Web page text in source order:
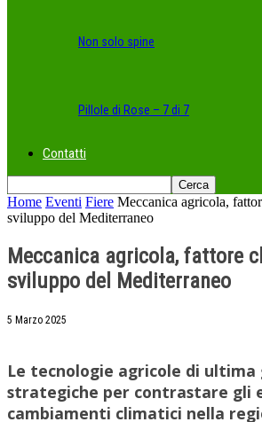
Non solo spine
Pillole di Rose – 7 di 7
Contatti
Home Eventi Fiere Meccanica agricola,
sviluppo del Mediterraneo
Meccanica agricola, fattore
sviluppo del Mediterraneo
5 Marzo 2025
Le tecnologie agricole di ultima
strategiche per contrastare gli
cambiamenti climatici nella